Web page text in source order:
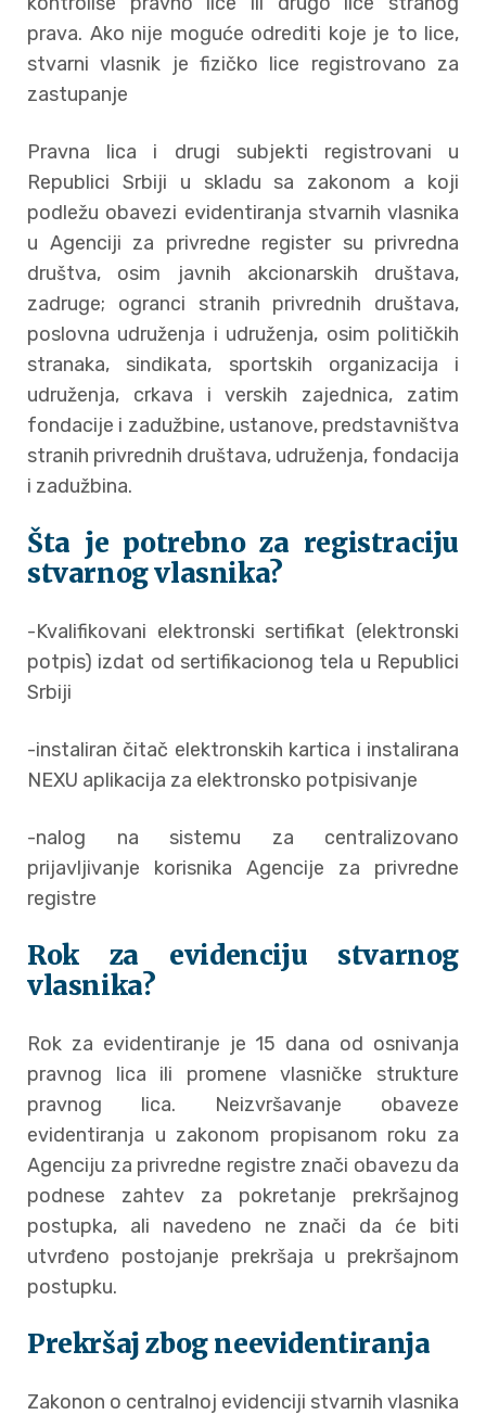
prava. Ako nije moguće odrediti koje je to lice,
stvarni vlasnik je fizičko lice registrovano za
zastupanje
Pravna lica i drugi subjekti registrovani u
Republici Srbiji u skladu sa zakonom a koji
podležu obavezi evidentiranja stvarnih vlasnika
u Agenciji za privredne register su privredna
društva, osim javnih akcionarskih društava,
zadruge; ogranci stranih privrednih društava,
poslovna udruženja i udruženja, osim političkih
stranaka, sindikata, sportskih organizacija i
udruženja, crkava i verskih zajednica, zatim
fondacije i zadužbine, ustanove, predstavništva
stranih privrednih društava, udruženja, fondacija
i zadužbina.
Šta je potrebno za registraciju
stvarnog vlasnika?
-Kvalifikovani elektronski sertifikat (elektronski
potpis) izdat od sertifikacionog tela u Republici
Srbiji
-instaliran čitač elektronskih kartica i instalirana
NEXU aplikacija za elektronsko potpisivanje
-nalog na sistemu za centralizovano
prijavljivanje korisnika Agencije za privredne
registre
Rok za evidenciju stvarnog
vlasnika?
Rok za evidentiranje je 15 dana od osnivanja
pravnog lica ili promene vlasničke strukture
pravnog lica. Neizvršavanje obaveze
evidentiranja u zakonom propisanom roku za
Agenciju za privredne registre znači obavezu da
podnese zahtev za pokretanje prekršajnog
postupka, ali navedeno ne znači da će biti
utvrđeno postojanje prekršaja u prekršajnom
postupku.
Prekršaj zbog neevidentiranja
Zakonon o centralnoj evidenciji stvarnih vlasnika